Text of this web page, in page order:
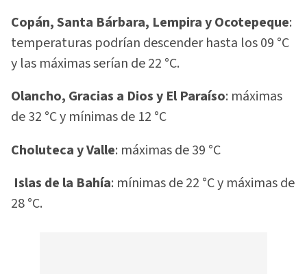
Copán, Santa Bárbara, Lempira y Ocotepeque:
temperaturas podrían descender hasta los 09 °C
y las máximas serían de 22 °C.
Olancho, Gracias a Dios y El Paraíso: máximas
de 32 °C y mínimas de 12 °C
Choluteca y Valle: máximas de 39 °C
Islas de la Bahía: mínimas de 22 °C y máximas de
28 °C.